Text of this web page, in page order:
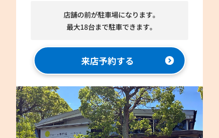
店舗の前が駐車場になります。
最大18台まで駐車できます。
来店予約する